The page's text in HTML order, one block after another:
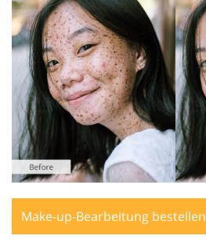
Make-up-Bearbeitung bestellen